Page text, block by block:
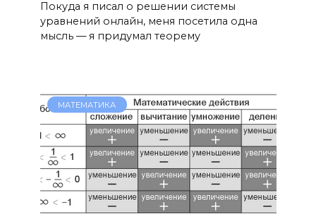
Покуда я писал о решении системы
уравнений онлайн, меня посетила одна
мысль — я придумал теорему
МАТЕМАТИКА